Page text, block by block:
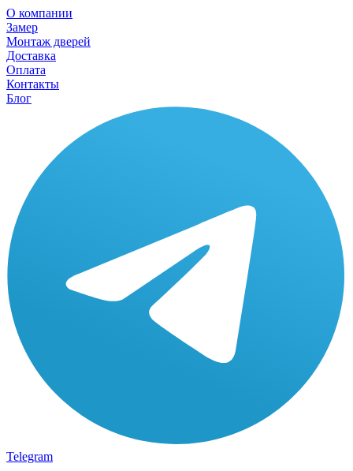
О компании
Замер
Монтаж дверей
Доставка
Оплата
Контакты
Блог
Telegram